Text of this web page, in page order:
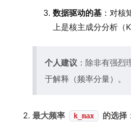
数据驱动的基 ：对核
上是核主成分分析（
个人建议 ：除非有强
于解释（频率分量）。
最大频率 k_max 的选择 ：